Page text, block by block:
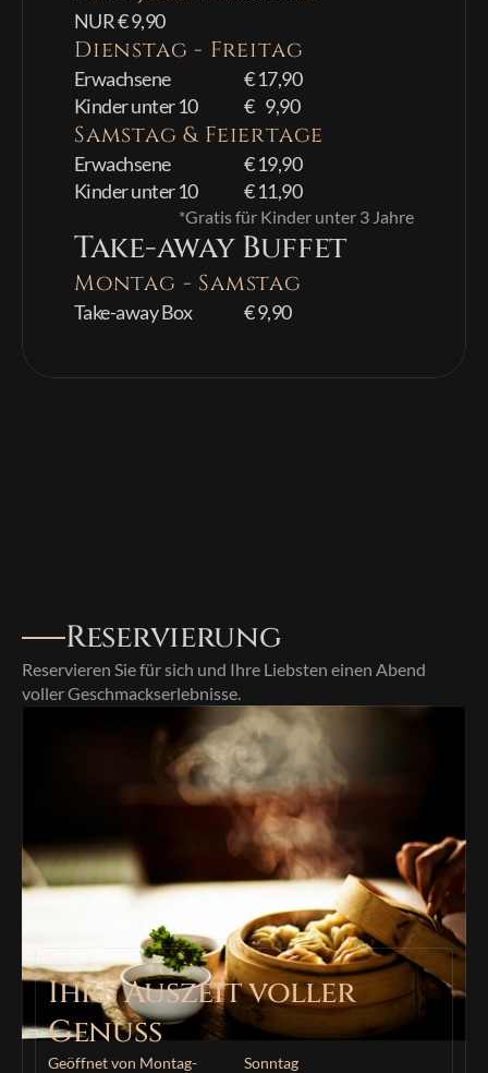
NUR € 9,90
Dienstag - Freitag
Erwachsene
€ 17,90
Kinder unter 10
€    9,90
Samstag & Feiertage
Erwachsene
€ 19,90
Kinder unter 10
€ 11,90
*Gratis für Kinder unter 3 Jahre
Take-away Buffet
Montag - Samstag
Take-away Box € 9,90
Reservierung
Reservieren Sie für sich und Ihre Liebsten einen Abend
voller Geschmackserlebnisse.
Ihre Auszeit voller
Genuss
Geöffnet von Montag-
Sonntag